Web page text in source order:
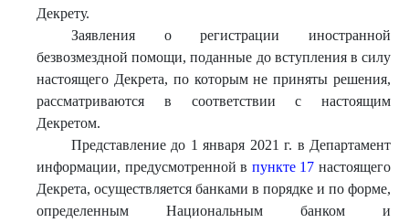
Декрету.
Заявления о регистрации иностранной
безвозмездной помощи, поданные до вступления в силу
настоящего Декрета, по которым не приняты решения,
рассматриваются в соответствии с настоящим
Декретом.
Представление до 1 января 2021 г. в Департамент
информации, предусмотренной в пункте 17 настоящего
Декрета, осуществляется банками в порядке и по форме,
определенным Национальным банком и